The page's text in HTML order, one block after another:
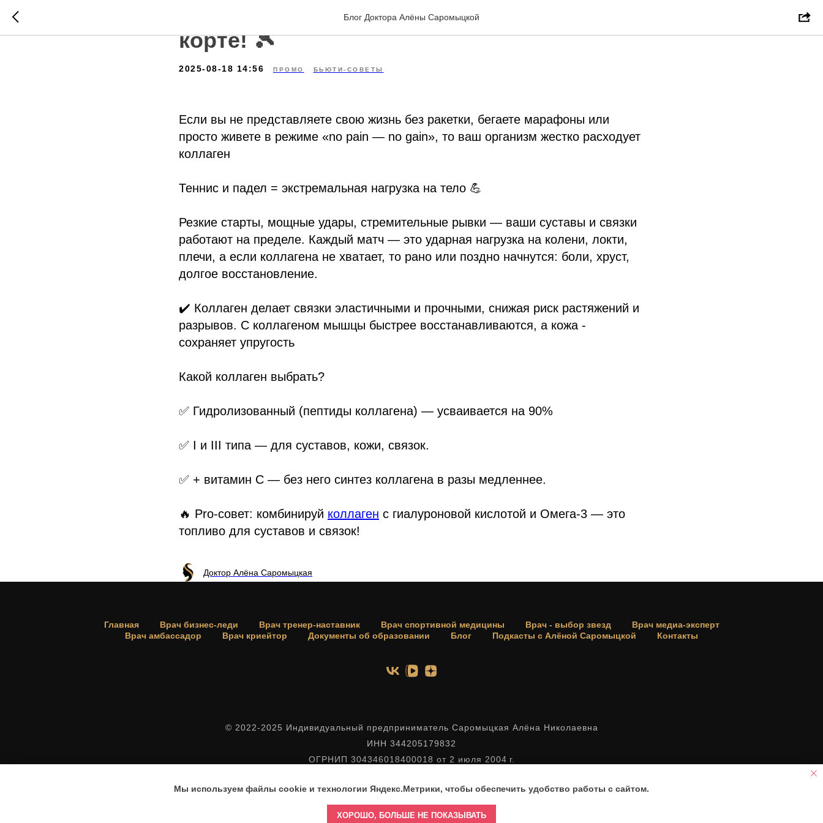
Блог Доктора Алёны Саромыцкой
Коллаген — твой главный союзник на
корте! 🎾
2025-08-18 14:56 ПРОМО БЬЮТИ-СОВЕТЫ
Если вы не представляете свою жизнь без ракетки, бегаете марафоны или
просто живете в режиме «no pain — no gain», то ваш организм жестко расходует
коллаген
Теннис и падел = экстремальная нагрузка на тело 💪
Резкие старты, мощные удары, стремительные рывки — ваши суставы и связки
работают на пределе. Каждый матч — это ударная нагрузка на колени, локти,
плечи, а если коллагена не хватает, то рано или поздно начнутся: боли, хруст,
долгое восстановление.
✔️ Коллаген делает связки эластичными и прочными, снижая риск растяжений и
разрывов. С коллагеном мышцы быстрее восстанавливаются, а кожа -
сохраняет упругость
Какой коллаген выбрать?
✅ Гидролизованный (пептиды коллагена) — усваивается на 90%
✅ I и III типа — для суставов, кожи, связок.
✅ + витамин С — без него синтез коллагена в разы медленнее.
🔥 Pro-совет: комбинируй коллаген с гиалуроновой кислотой и Омега-3 — это
топливо для суставов и связок!
Доктор Алёна Саромыцкая
Главная Врач бизнес-леди Врач тренер-наставник Врач спортивной медицины Врач - выбор звезд
Врач медиа-эксперт
Врач амбассадор
Врач криейтор Документы об образовании Блог Подкасты с Алёной Саромыцкой Контакты
© 2022-2025 Индивидуальный предприниматель Саромыцкая Алёна Николаевна
ИНН 344205179832
ОГРНИП 304346018400018 от 2 июля 2004 г.
Мы используем файлы cookie и технологии Яндекс.Метрики, чтобы обеспечить удобство работы с сайтом.
ХОРОШО, БОЛЬШЕ НЕ ПОКАЗЫВАТЬ